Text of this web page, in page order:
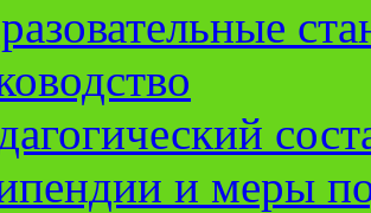
и меры